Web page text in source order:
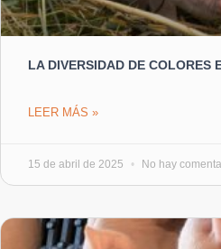
LA DIVERSIDAD DE COLORES
LEER MÁS »
15 de abril de 2025 No hay